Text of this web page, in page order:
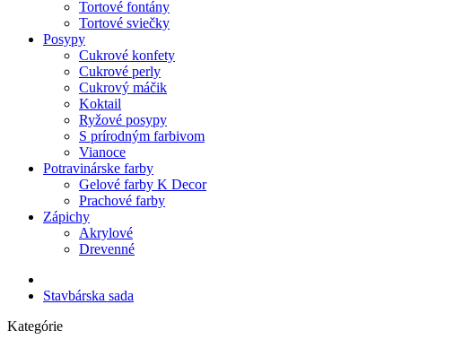
Tortové fontány
Tortové sviečky
Posypy
Cukrové konfety
Cukrové perly
Cukrový máčik
Koktail
Ryžové posypy
S prírodným farbivom
Vianoce
Potravinárske farby
Gelové farby K Decor
Prachové farby
Zápichy
Akrylové
Drevenné
Stavbárska sada
Kategórie